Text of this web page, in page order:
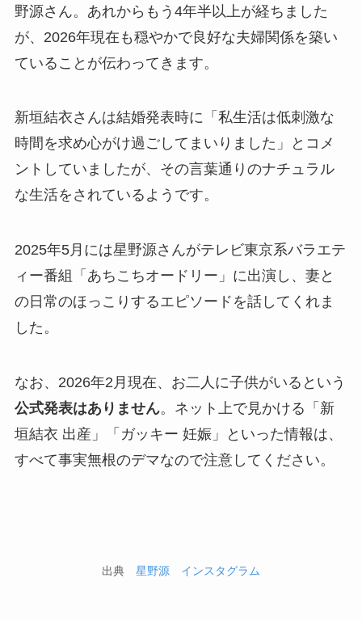
野源さん。あれからもう4年半以上が経ちました
が、2026年現在も穏やかで良好な夫婦関係を築い
ていることが伝わってきます。
新垣結衣さんは結婚発表時に「私生活は低刺激な
時間を求め心がけ過ごしてまいりました」とコメ
ントしていましたが、その言葉通りのナチュラル
な生活をされているようです。
2025年5月には星野源さんがテレビ東京系バラエテ
ィー番組「あちこちオードリー」に出演し、妻と
の日常のほっこりするエピソードを話してくれま
した。
なお、2026年2月現在、お二人に子供がいるという
公式発表はありません。ネット上で見かける「新
垣結衣 出産」「ガッキー 妊娠」といった情報は、
すべて事実無根のデマなので注意してください。
出典 星野源 インスタグラム